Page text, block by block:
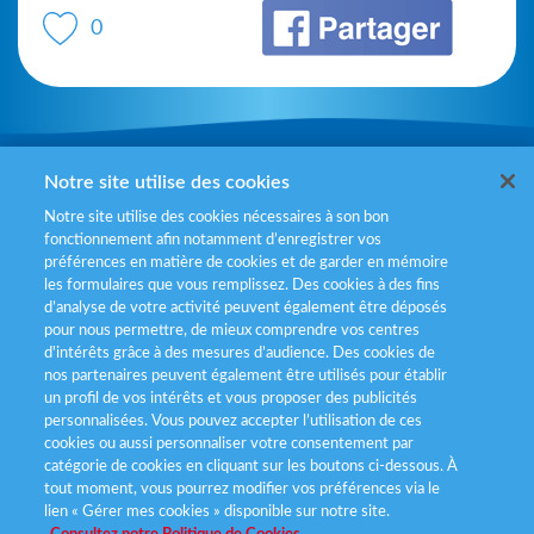
0
Mentions légales
Politiques de gestion des cookies
Politique données personnelles
Services consommateurs
Déclaration d’accessibilité
Notre site utilise des cookies
Notre site utilise des cookies nécessaires à son bon
fonctionnement afin notamment d’enregistrer vos
préférences en matière de cookies et de garder en mémoire
les formulaires que vous remplissez. Des cookies à des fins
d’analyse de votre activité peuvent également être déposés
pour nous permettre, de mieux comprendre vos centres
d'intérêts grâce à des mesures d’audience. Des cookies de
nos partenaires peuvent également être utilisés pour établir
un profil de vos intérêts et vous proposer des publicités
personnalisées. Vous pouvez accepter l’utilisation de ces
cookies ou aussi personnaliser votre consentement par
catégorie de cookies en cliquant sur les boutons ci-dessous. À
tout moment, vous pourrez modifier vos préférences via le
lien « Gérer mes cookies » disponible sur notre site.